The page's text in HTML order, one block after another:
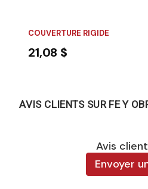
COUVERTURE RIGIDE
21,08 $
AVIS CLIENTS SUR FE Y
Avis
Envoyer